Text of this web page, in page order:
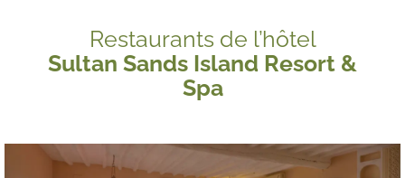
Restaurants de l’hôtel
Sultan Sands Island Resort &
Spa